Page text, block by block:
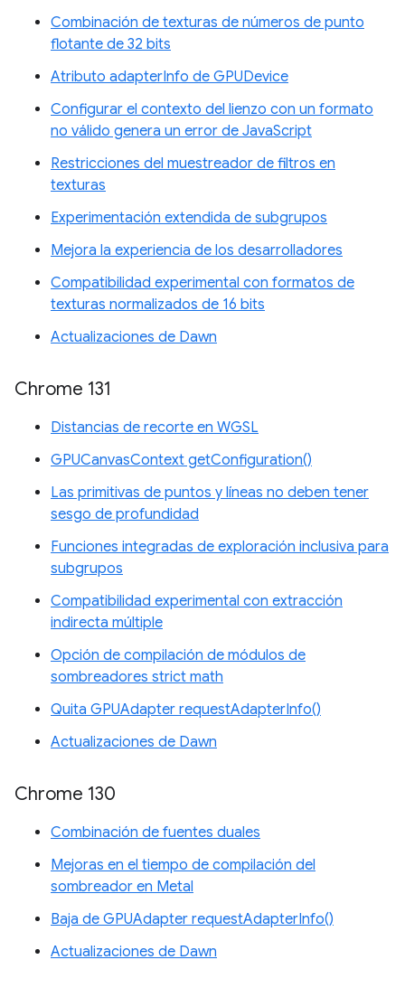
Combinación de texturas de números de punto
flotante de 32 bits
Atributo adapterInfo de GPUDevice
Configurar el contexto del lienzo con un formato
no válido genera un error de JavaScript
Restricciones del muestreador de filtros en
texturas
Experimentación extendida de subgrupos
Mejora la experiencia de los desarrolladores
Compatibilidad experimental con formatos de
texturas normalizados de 16 bits
Actualizaciones de Dawn
Chrome 131
Distancias de recorte en WGSL
GPUCanvasContext getConfiguration()
Las primitivas de puntos y líneas no deben tener
sesgo de profundidad
Funciones integradas de exploración inclusiva para
subgrupos
Compatibilidad experimental con extracción
indirecta múltiple
Opción de compilación de módulos de
sombreadores strict math
Quita GPUAdapter requestAdapterInfo()
Actualizaciones de Dawn
Chrome 130
Combinación de fuentes duales
Mejoras en el tiempo de compilación del
sombreador en Metal
Baja de GPUAdapter requestAdapterInfo()
Actualizaciones de Dawn